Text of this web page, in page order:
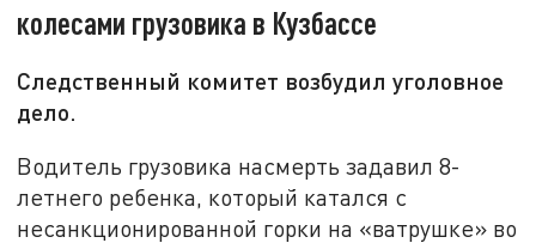
колесами грузовика в Кузбассе
Следственный комитет возбудил уголовное
дело.
Водитель грузовика насмерть задавил 8-
летнего ребенка, который катался с
несанкционированной горки на «ватрушке» во